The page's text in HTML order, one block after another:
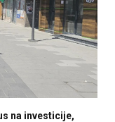
na investicije,